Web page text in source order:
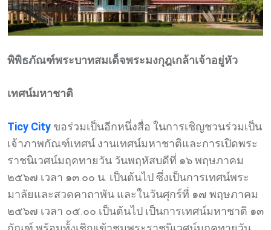
พิพิธภัณฑ์พระบาทสมเด็จพระมงกุฎเกล้าเจ้าอยู่หัว
เทศน์มหาชาติ
Ticy City ขอร่วมเป็นอีกหนึ่งสื่อ ในการเชิญชวนร่วมเป็น
เจ้าภาพกัณฑ์เทศน์ งานเทศน์มหาชาติและการเปิดพระ
ราชนิเวศน์มฤคทายวัน วันพฤหัสบดีที่ ๑๖ พฤษภาคม
๒๕๖๗ เวลา ๑๓.๐๐ น. เป็นต้นไป ซึ่งเป็นการเทศน์พระ
มาลัยและสวดคาถาพัน และในวันศุกร์ที่ ๑๗ พฤษภาคม
๒๕๖๗ เวลา ๐๕.๐๐ เป็นต้นไป เป็นการเทศน์มหาชาติ ๑๓